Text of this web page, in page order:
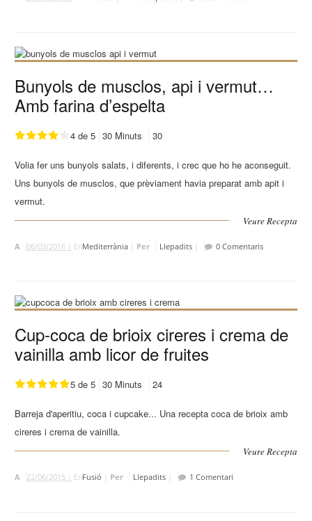
Bunyols de musclos, api i vermut…
Amb farina d’espelta
4 de 5 30 Minuts 30
Volia fer uns bunyols salats, i diferents, i crec que ho he aconseguit.
Uns bunyols de musclos, que prèviament havia preparat amb apit i
vermut.
Veure Recepta
A 06/03/2016 | EnMediterrània Per Llepadits 0 Comentaris
Cup-coca de brioix cireres i crema de
vainilla amb licor de fruites
5 de 5 30 Minuts 24
Barreja d'aperitiu, coca i cupcake... Una recepta coca de brioix amb
cireres i crema de vainilla.
Veure Recepta
A 22/06/2015 | EnFusió Per Llepadits 1 Comentari